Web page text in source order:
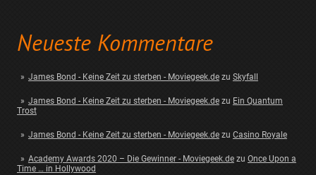
Neueste Kommentare
James Bond - Keine Zeit zu sterben - Moviegeek.dezu Skyfall
James Bond - Keine Zeit zu sterben - Moviegeek.dezu Ein Quantum
Trost
James Bond - Keine Zeit zu sterben - Moviegeek.dezu Casino Royale
Academy Awards 2020 – Die Gewinner - Moviegeek.dezu Once Upon a
Time … in Hollywood